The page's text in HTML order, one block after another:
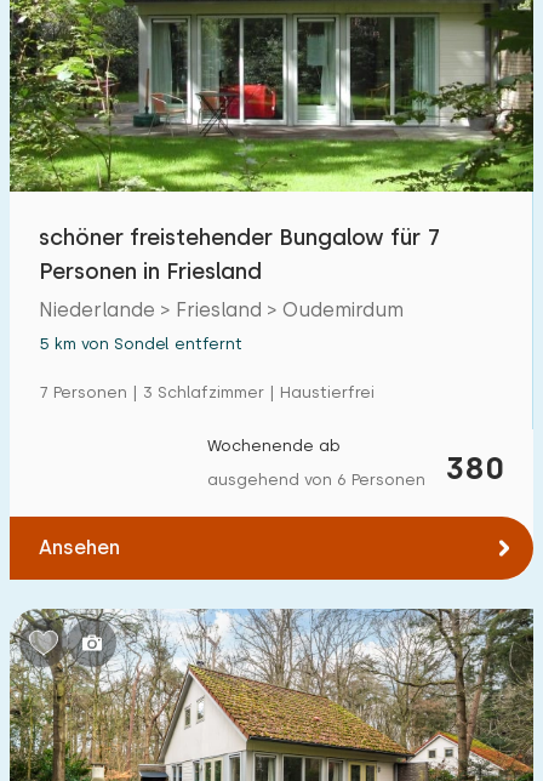
schöner freistehender Bungalow für 7
Personen in Friesland
Niederlande > Friesland > Oudemirdum
5 km von Sondel entfernt
7 Personen | 3 Schlafzimmer | Haustierfrei
380
Wochenende ab
ausgehend von 6 Personen
Ansehen